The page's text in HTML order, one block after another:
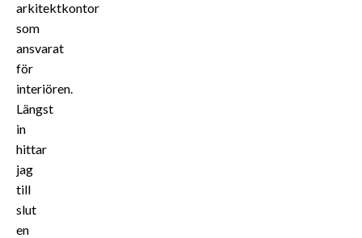
arkitektkontor
som
ansvarat
för
interiören.
Längst
in
hittar
jag
till
slut
en